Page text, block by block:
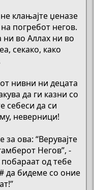
клањајте џеназе
погребот негов.
ни во Аллах ни во
секако, како
нивни ни децата
да ги казни со
себеси да си
неверници!
за ова: “Верувајте
Негов”, -
од тебе
да бидеме со оние